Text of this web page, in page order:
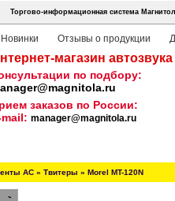
Торгово-информационная система
Новинки Отзывы о продукции
магазин
по подбору:
заказов по России:
mail: manager@magnitola.ru
АС » Твитеры » Morel MT-120N